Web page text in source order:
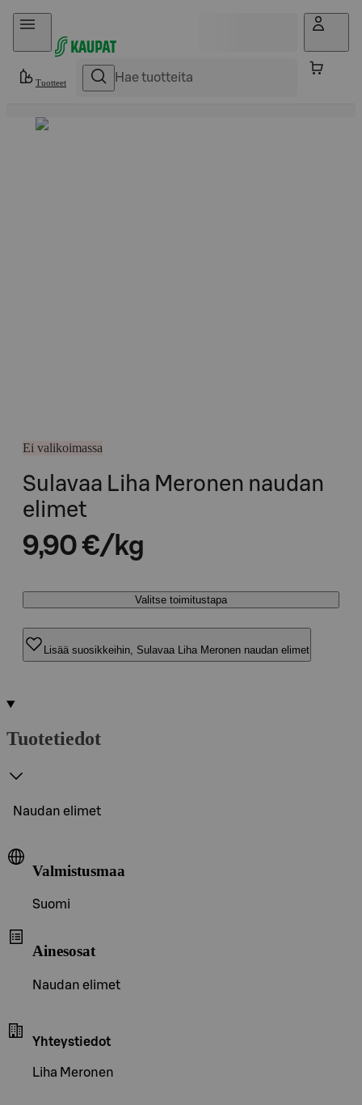
Hyppää sisältöön
Tuotteet
Ei valikoimassa
Sulavaa Liha Meronen naudan
elimet
9,90 €/kg
Valitse toimitustapa
Lisää suosikkeihin, Sulavaa Liha Meronen naudan elimet
Tuotetiedot
Naudan elimet
Valmistusmaa
Suomi
Ainesosat
Naudan elimet
Yhteystiedot
Liha Meronen